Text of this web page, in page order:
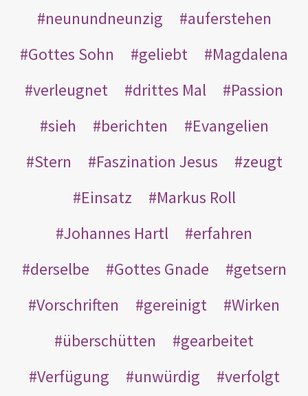
neunundneunzig
auferstehen
Gottes Sohn
geliebt
Magdalena
verleugnet
drittes Mal
Passion
sieh
berichten
Evangelien
Stern
Faszination Jesus
zeugt
Einsatz
Markus Roll
Johannes Hartl
erfahren
derselbe
Gottes Gnade
getsern
Vorschriften
gereinigt
Wirken
überschütten
gearbeitet
Verfügung
unwürdig
verfolgt